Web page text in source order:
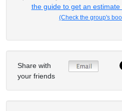
the guide to get an
(Check the group's
Share with
your friends